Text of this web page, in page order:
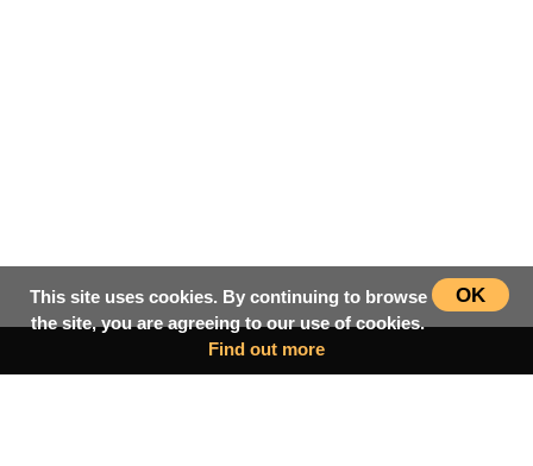
OK
This site uses cookies. By continuing to browse
the site, you are agreeing to our use of cookies.
Find out more